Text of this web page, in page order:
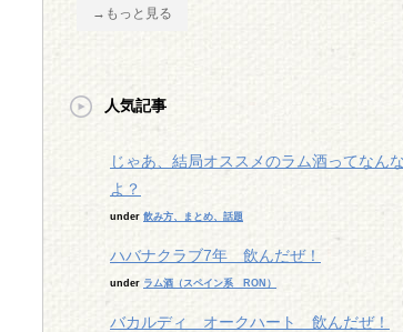
→もっと見る
人気記事
じゃあ、結局オススメのラム酒ってなん
よ？
under 飲み方、まとめ、話題
ハバナクラブ7年 飲んだぜ！
under ラム酒（スペイン系 RON）
バカルディ オークハート 飲んだぜ！